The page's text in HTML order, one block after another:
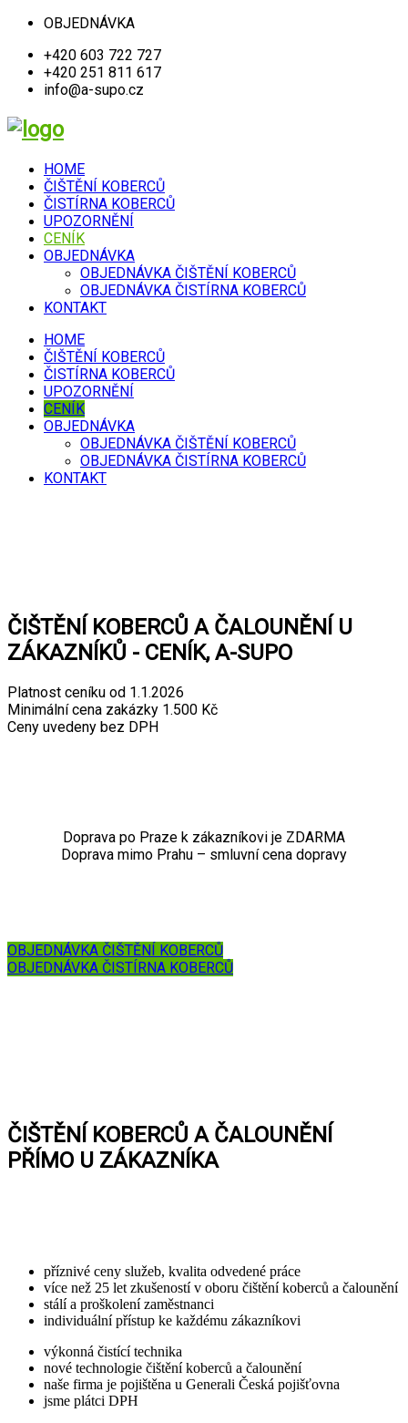
OBJEDNÁVKA
+420 603 722 727
+420 251 811 617
info@a-supo.cz
HOME
ČIŠTĚNÍ KOBERCŮ
ČISTÍRNA KOBERCŮ
UPOZORNĚNÍ
CENÍK
OBJEDNÁVKA
OBJEDNÁVKA ČIŠTĚNÍ KOBERCŮ
OBJEDNÁVKA ČISTÍRNA KOBERCŮ
KONTAKT
HOME
ČIŠTĚNÍ KOBERCŮ
ČISTÍRNA KOBERCŮ
UPOZORNĚNÍ
CENÍK
OBJEDNÁVKA
OBJEDNÁVKA ČIŠTĚNÍ KOBERCŮ
OBJEDNÁVKA ČISTÍRNA KOBERCŮ
KONTAKT
ČIŠTĚNÍ KOBERCŮ A ČALOUNĚNÍ U
ZÁKAZNÍKŮ - CENÍK, A-SUPO
Platnost ceníku od 1.1.2026
Minimální cena zakázky 1.500 Kč
Ceny uvedeny bez DPH
Doprava po Praze k zákazníkovi je ZDARMA
Doprava mimo Prahu – smluvní cena dopravy
OBJEDNÁVKA ČIŠTĚNÍ KOBERCŮ
OBJEDNÁVKA ČISTÍRNA KOBERCŮ
ČIŠTĚNÍ KOBERCŮ A ČALOUNĚNÍ
PŘÍMO U ZÁKAZNÍKA
příznivé ceny služeb, kvalita odvedené práce
více než 25 let zkušeností v oboru čištění koberců a čalounění
stálí a proškolení zaměstnanci
individuální přístup ke každému zákazníkovi
výkonná čistící technika
nové technologie čištění koberců a čalounění
naše firma je pojištěna u Generali Česká pojišťovna
jsme plátci DPH